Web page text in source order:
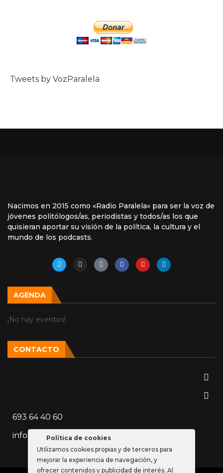
Tweets by VozParalela
Nacimos en 2015 como «Radio Paralela» para ser la voz de
jóvenes politólogos/as, periodistas y todos/as los que
quisieran aportar su visión de la política, la cultura y el
mundo de los podcasts.
AGENDA
¡No hay eventos!
CONTACTO
693 64 40 60
info@vozparalela.es
Política de cookies
Utilizamos cookies propias y de terceros para
mejorar la experiencia de navegación, y
ofrecer contenidos y publicidad de interés. Al